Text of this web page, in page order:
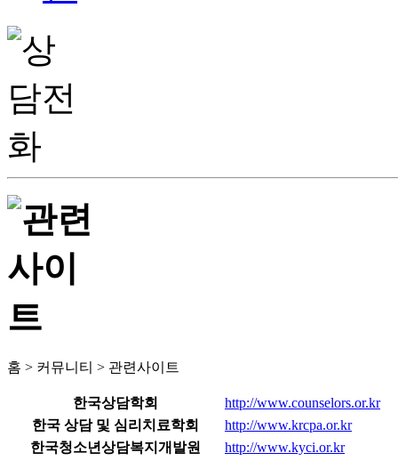
홈 > 커뮤니티 > 관련사이트
한국상담학회
http://www.counselors.or.kr
한국 상담 및 심리치료학회
http://www.krcpa.or.kr
한국청소년상담복지개발원
http://www.kyci.or.kr